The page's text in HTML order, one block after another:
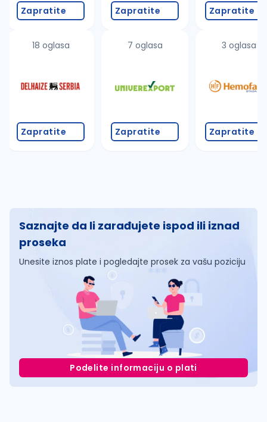
Zapratite
18 oglasa
Zapratite
Zapratite
7 oglasa
Zapratite
Zapratite
3 oglasa
Zapratite
Saznajte da li zarađujete ispod ili iznad
proseka
Unesite iznos plate i pogledajte prosek za vašu poziciju
Podelite informaciju o plati